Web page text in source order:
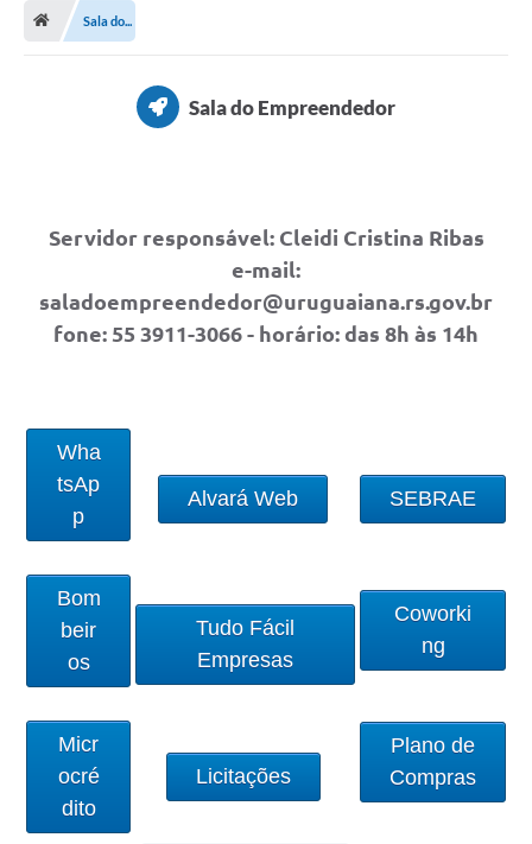
Ouvidorias
Secretarias/Centrais
Vice-Prefeito Municipal
Conselhos Municipais
Arquivo Histórico
Solicitação Obras
Cidadão Online: IPTU - alvará
Nota Fiscal Eletrônica
ITBI Online
Colégio Agrícola Municipal
Sala do...
Sala do Empreendedor
Servidor responsável: Cleidi Cristina Ribas
e-mail:
saladoempreendedor@uruguaiana.rs.gov.br
fone: 55 3911-3066 - horário: das 8h às 14h
Wha
tsAp
p
Alvará Web SEBRAE
Bom
beir
os
Tudo Fácil
Empresas
Coworki
ng
Micr
ocré
dito
Licitações
Plano de
Compras